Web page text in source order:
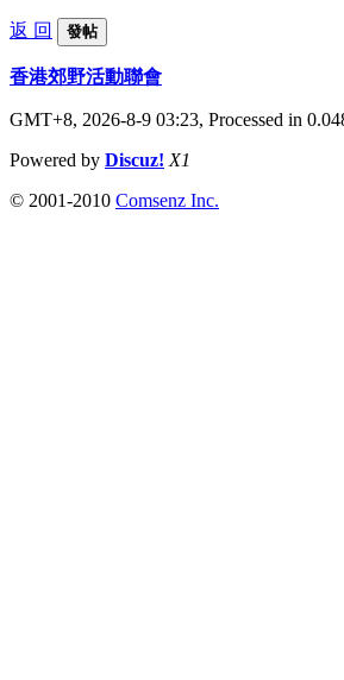
返 回 發帖
香港郊野活動聯會
GMT+8, 2026-8-9 03:23, Processed in
Powered by Discuz! X1
© 2001-2010 Comsenz Inc.